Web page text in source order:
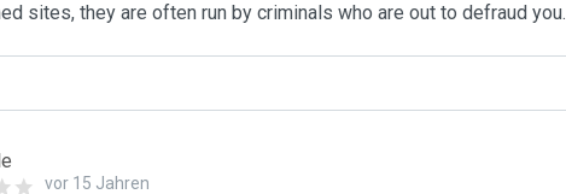
sites, they are often run by criminals who are out to defraud you.
vor 15 Jahren